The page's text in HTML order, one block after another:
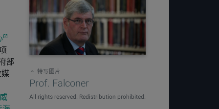
部
威
特写图片
Prof. Falconer
All rights reserved. Redistribution prohibited.